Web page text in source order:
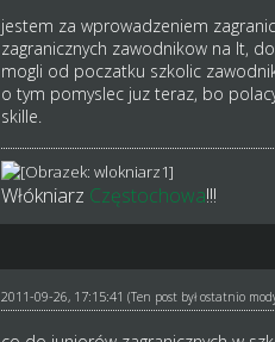
jestem za wprowadzeniem
zagranicznych zawodnikow na lt,
mogli od poczatku szkolic
o tym pomyslec juz teraz, bo
skille.
Włókniarz Częstochowa!!!
2011-09-26, 17:15:41 (Ten post był ostatnio